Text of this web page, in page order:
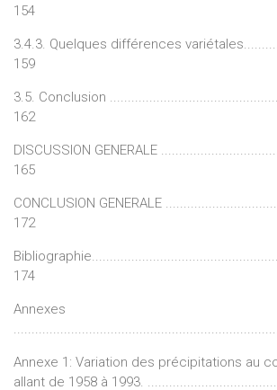
154
3.4.3. Quelques différences
159
3.5. Conclusion
162
DISCUSSION GENERALE
165
CONCLUSION GENERALE
172
174
Annexes
Annexe 1: Variation des précipitations au
allant de 1958 à 1993.